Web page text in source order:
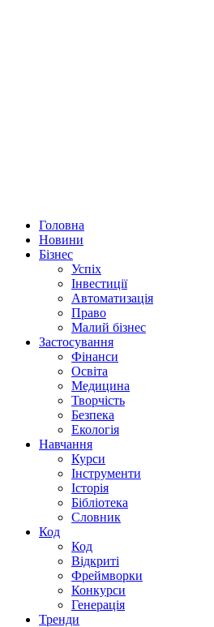
Головна
Новини
Бізнес
Успіх
Інвестиції
Автоматизація
Право
Малий бізнес
Застосування
Фінанси
Освіта
Медицина
Творчість
Безпека
Екологія
Навчання
Курси
Інструменти
Історія
Бібліотека
Словник
Код
Код
Відкриті
Фреймворки
Конкурси
Генерація
Тренди